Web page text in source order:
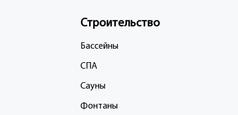
Строительство
Бассейны
СПА
Сауны
Фонтаны